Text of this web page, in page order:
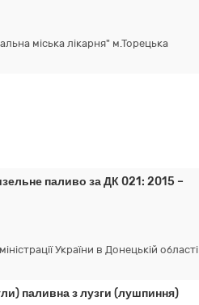
міська лікарня" м.Торецька
паливо за ДК 021: 2015 –
України в Донецькій областi
паливна з лузги (лушпиння)